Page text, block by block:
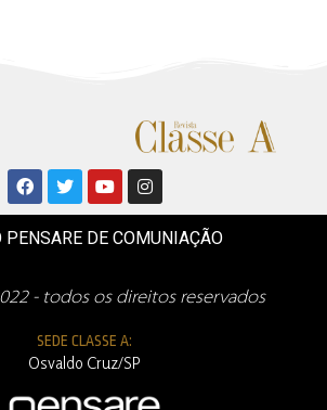
PENSARE DE COMUNIAÇÃO
- todos os direitos reservados
SEDE CLASSE A:
Osvaldo Cruz/SP